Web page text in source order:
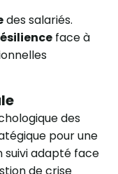
des salariés.
face à
des
pour une
suivi adapté face